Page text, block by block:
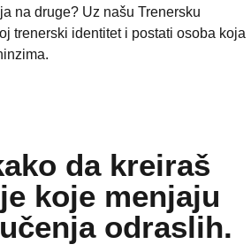
na druge? Uz našu Trenersku
trenerski identitet i postati osoba koja
da kreiraš
koje menjaju
odraslih.